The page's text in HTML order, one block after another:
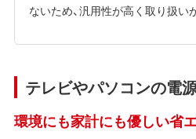
ないため、汎用性が高く取り扱い
テレビやパソコンの電
環境にも家計にも優しい省